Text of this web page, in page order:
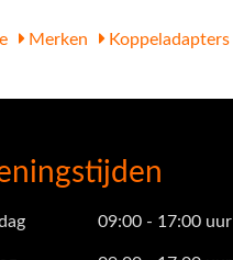
Merken Koppeladapters
09:00 - 17:00 uur